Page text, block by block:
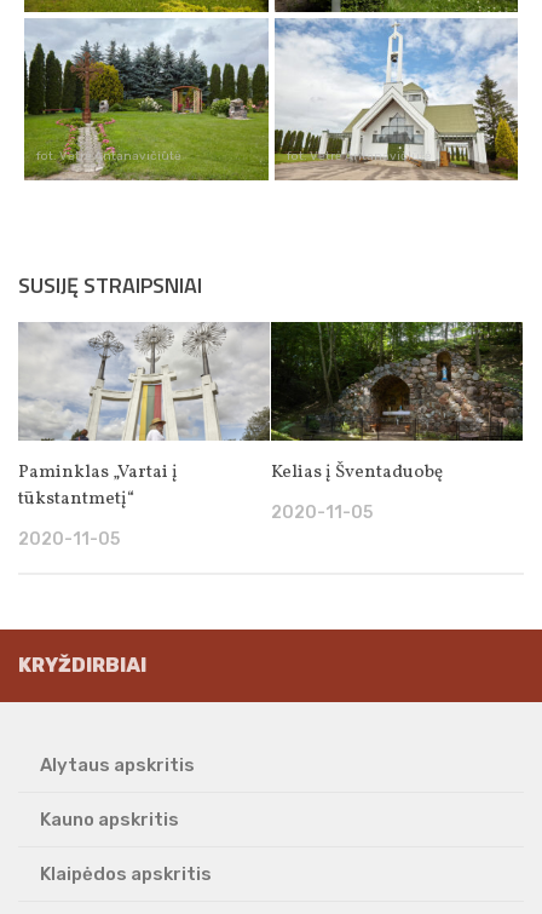
fot. Vėtrė Antanavičiūtė fot. Vėtrė Antanavičiūtė
SUSIJĘ STRAIPSNIAI
Paminklas „Vartai į
tūkstantmetį“
2020-11-05
Kelias į Šventaduobę
2020-11-05
KRYŽDIRBIAI
Alytaus apskritis
Kauno apskritis
Klaipėdos apskritis